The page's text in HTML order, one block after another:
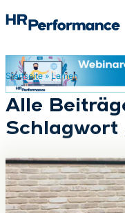
Startseite» Lernen
Alle
Schlagwort